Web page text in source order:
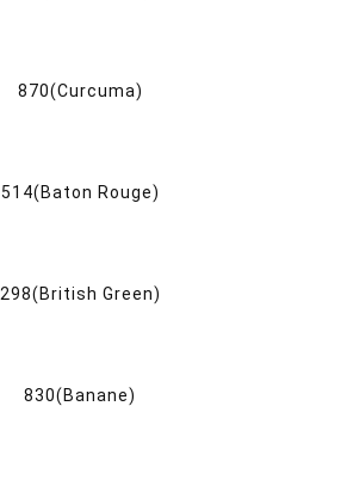
870(Curcuma)
514(Baton Rouge)
298(British Green)
830(Banane)